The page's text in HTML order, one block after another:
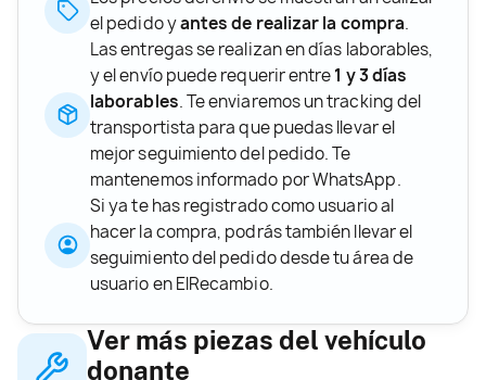
el pedido yantes de realizar la compra.
Las entregas se realizan en días laborables,
y el envío puede requerir entre1 y 3 días
laborables. Te enviaremos un tracking del
transportista para que puedas llevar el
mejor seguimiento del pedido. Te
mantenemos informado por WhatsApp.
Si ya te has registrado como usuario al
hacer la compra, podrás también llevar el
seguimiento del pedido desde tu área de
usuario en ElRecambio.
Ver más piezas del vehículo
donante